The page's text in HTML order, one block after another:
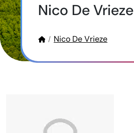
Nico De Vrieze
Nico De Vrieze